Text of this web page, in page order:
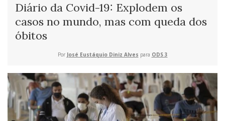
Diário da Covid-19: Explodem os
casos no mundo, mas com queda dos
óbitos
Por José Eustáquio Diniz Alves para ODS 3